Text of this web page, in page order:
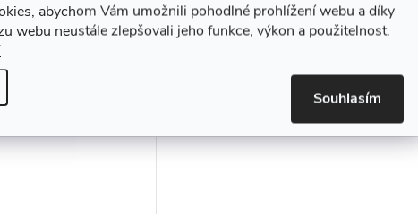
abychom Vám umožnili pohodlné prohlížení webu a díky
webu neustále zlepšovali jeho funkce, výkon a použitelnost.
Souhlasím
produktu doporučujeme ještě dokoupit